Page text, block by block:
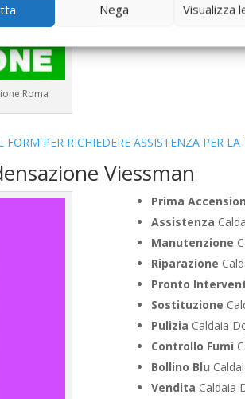
Nega Visualizza
Roma
PER RICHIEDERE ASSISTENZA PER
Viessman
Prima
Assistenza
Manutenzione
Riparazione
Pronto
Sostituzione
Pulizia Caldaia
Controllo Fumi
Bollino Blu
Vendita Caldaia